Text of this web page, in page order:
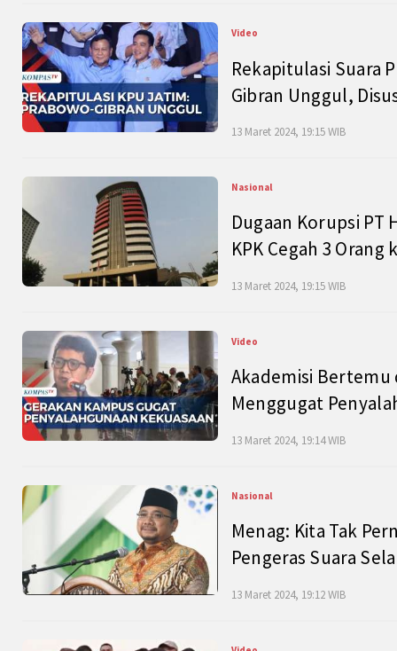
Video
Rekapitulasi Suara
Gibran Unggul,
13 Maret 2024, 19:15 WIB
Nasional
Dugaan Korupsi PT
KPK Cegah 3 Orang
13 Maret 2024, 19:15 WIB
Video
Akademisi Bertemu
Menggugat
13 Maret 2024, 19:14 WIB
Nasional
Menag: Kita Tak
Pengeras Suara
13 Maret 2024, 19:12 WIB